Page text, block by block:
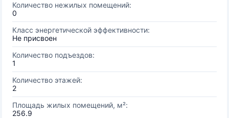
Количество нежилых помещений:
0
Класс энергетической эффективности:
Не присвоен
Количество подъездов:
1
Количество этажей:
2
Площадь жилых помещений, м²:
256.9